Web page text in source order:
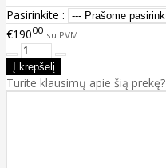
Pasirinkite :
€19000 su PVM
Turite klausimų apie šią prekę?